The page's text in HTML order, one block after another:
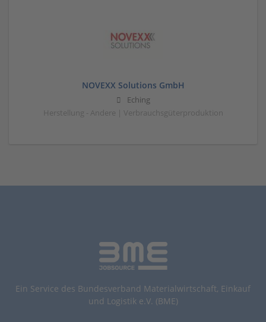
NOVEXX Solutions GmbH
Eching
Herstellung - Andere | Verbrauchsgüterproduktion
Ein Service des Bundesverband Materialwirtschaft, Einkauf
und Logistik e.V. (BME)